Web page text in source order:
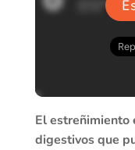
El estreñimiento
digestivos que